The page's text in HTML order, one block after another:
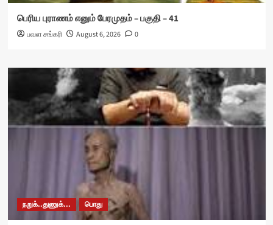
பெரிய புராணம் எனும் பேரமுதம் – பகுதி – 41
பவள சங்கரி August 6, 2026 0
நறுக்..துணுக்... பொது